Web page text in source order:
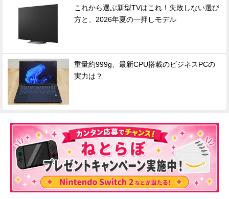
これから選ぶ新型TVはこれ！失敗しない選び
方と、2026年夏の一押しモデル
重量約999g、最新CPU搭載のビジネスPCの
実力は？